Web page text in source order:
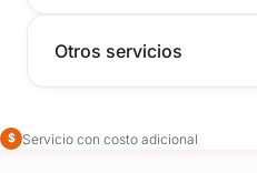
Otros servicios
$ Servicio con costo adicional